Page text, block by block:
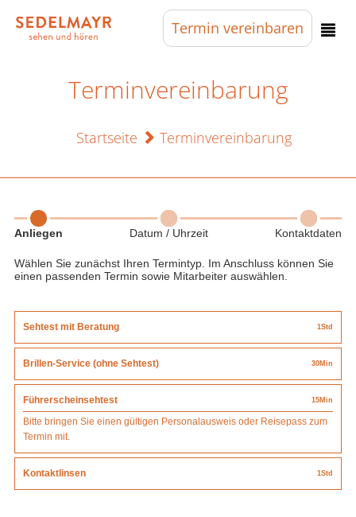
Termin vereinbaren
Terminvereinbarung
Startseite Terminvereinbarung